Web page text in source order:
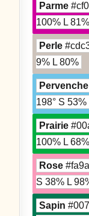
Parme
100% L 81%
Perle
9% L 80%
Pervenche
198° S 53%
Prairie
100% L 68%
Rose
S 38% L
Sapin